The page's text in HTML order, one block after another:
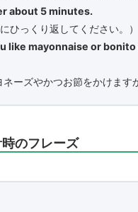
about 5 minutes.
ひっくり返してください。）
like mayonnaise or bonito
ネーズやかつお節をかけます
のフレーズ